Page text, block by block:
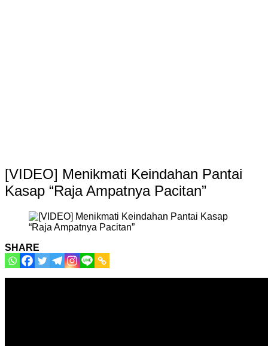
[VIDEO] Menikmati Keindahan Pantai
Kasap “Raja Ampatnya Pacitan”
SHARE